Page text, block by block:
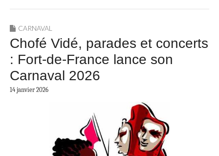
CARNAVAL
Chofé Vidé, parades et concerts
: Fort-de-France lance son
Carnaval 2026
14 janvier 2026